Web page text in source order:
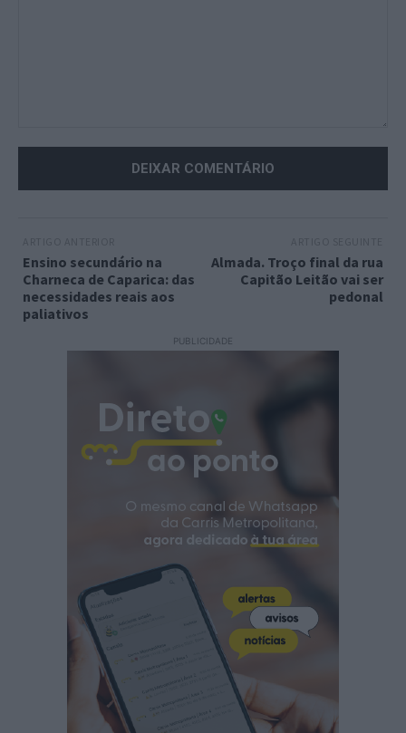
Ensino secundário na
Charneca de Caparica: das
necessidades reais aos
paliativos
Almada. Troço final da rua
Capitão Leitão vai ser
pedonal
PUBLICIDADE